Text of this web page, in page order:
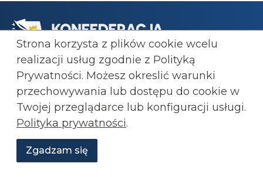
Transmisje
O Konfederacji
RSS
Strona korzysta z plików cookie wcelu
realizacji usług zgodnie z Polityką
Prywatności. Możesz okreslić warunki
przechowywania lub dostępu do cookie w
Twojej przeglądarce lub konfiguracji usługi.
Polityka prywatności.
Zgadzam się